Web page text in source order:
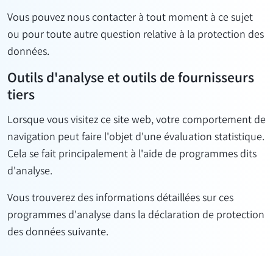
Vous pouvez nous contacter à tout moment à ce sujet
ou pour toute autre question relative à la protection des
données.
Outils d'analyse et outils de fournisseurs
tiers
Lorsque vous visitez ce site web, votre comportement de
navigation peut faire l'objet d'une évaluation statistique.
Cela se fait principalement à l'aide de programmes dits
d'analyse.
Vous trouverez des informations détaillées sur ces
programmes d'analyse dans la déclaration de protection
des données suivante.